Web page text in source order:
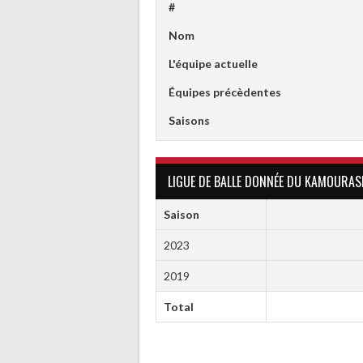
#
Nom
L'équipe actuelle
Équipes précèdentes
Saisons
LIGUE DE BALLE DONNÉE DU
Saison
2023
2019
Total